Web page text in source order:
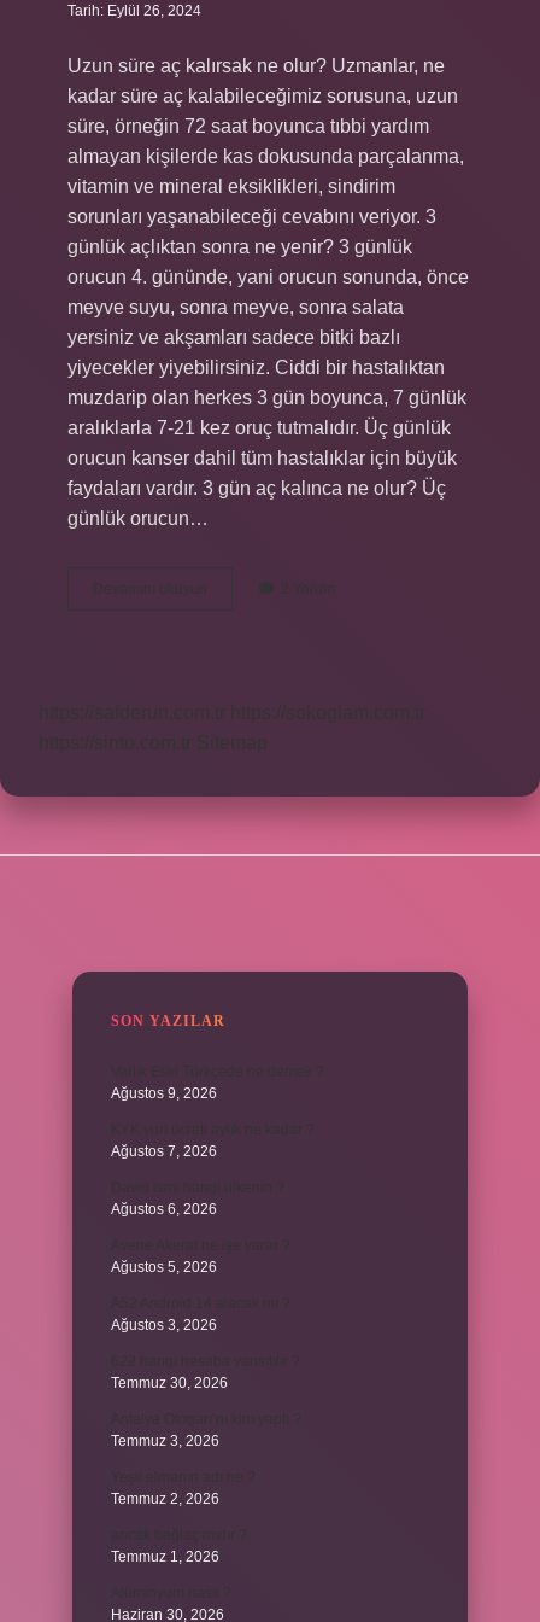
Tarih: Eylül 26, 2024
Uzun süre aç kalırsak ne olur? Uzmanlar, ne
kadar süre aç kalabileceğimiz sorusuna, uzun
süre, örneğin 72 saat boyunca tıbbi yardım
almayan kişilerde kas dokusunda parçalanma,
vitamin ve mineral eksiklikleri, sindirim
sorunları yaşanabileceği cevabını veriyor. 3
günlük açlıktan sonra ne yenir? 3 günlük
orucun 4. gününde, yani orucun sonunda, önce
meyve suyu, sonra meyve, sonra salata
yersiniz ve akşamları sadece bitki bazlı
yiyecekler yiyebilirsiniz. Ciddi bir hastalıktan
muzdarip olan herkes 3 gün boyunca, 7 günlük
aralıklarla 7-21 kez oruç tutmalıdır. Üç günlük
orucun kanser dahil tüm hastalıklar için büyük
faydaları vardır. 3 gün aç kalınca ne olur? Üç
günlük orucun…
Devamını okuyun
Süre
2 Yorum
https://safderun.com.tr
https://sokoglam.com.tr
https://sinto.com.tr Sitemap
SON YAZILAR
Ağustos 9, 2026
Ağustos 7, 2026
Ağustos 6, 2026
Ağustos 5, 2026
Ağustos 3, 2026
Temmuz 30, 2026
Temmuz 3, 2026
Temmuz 2, 2026
Temmuz 1, 2026
Haziran 30, 2026